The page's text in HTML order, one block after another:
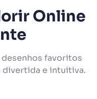
Online
desenhos favoritos
divertida e intuitiva.